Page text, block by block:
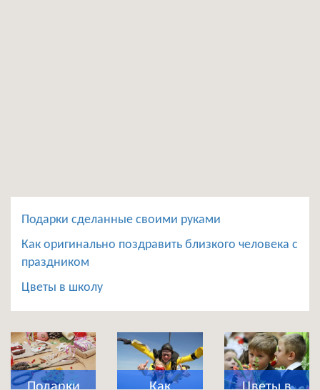
Подарки сделанные своими руками
Как оригинально поздравить близкого человека с
праздником
Цветы в школу